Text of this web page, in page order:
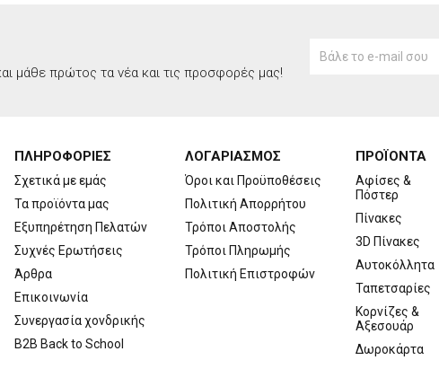
μάθε πρώτος τα νέα και τις προσφορές μας!
ΠΛΗΡΟΦΟΡΙΕΣ
Σχετικά με εμάς
Τα προϊόντα μας
Εξυπηρέτηση Πελατών
Συχνές Ερωτήσεις
Άρθρα
Επικοινωνία
Συνεργασία χονδρικής
B2B Back to School
ΛΟΓΑΡΙΑΣΜΟΣ
Όροι και Προϋποθέσεις
Πολιτική Απορρήτου
Τρόποι Αποστολής
Τρόποι Πληρωμής
Πολιτική Επιστροφών
ΠΡΟΪΟΝΤΑ
Αφίσες &
Πόστερ
Πίνακες
3D Πίνακες
Αυτοκόλλητα
Ταπετσαρίες
Κορνίζες &
Αξεσουάρ
Δωροκάρτα